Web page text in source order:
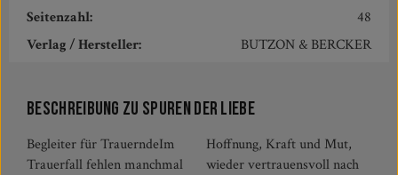
Seitenzahl:
48
Verlag / Hersteller:
BUTZON & BERCKER
Beschreibung zu Spuren der Liebe
Begleiter für TrauerndeIm
Trauerfall fehlen manchmal
Hoffnung, Kraft und Mut,
wieder vertrauensvoll nach